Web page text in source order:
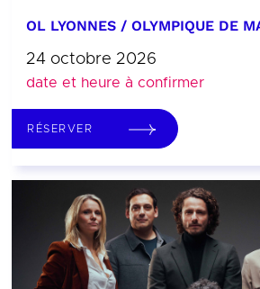
OL LYONNES / OLYMPIQUE DE
24 octobre 2026
date et heure à confirmer
RÉSERVER